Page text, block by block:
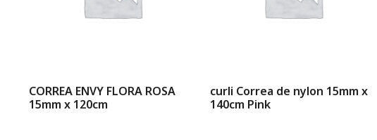
CORREA ENVY FLORA ROSA
15mm x 120cm
curli Correa de nylon 15mm x
140cm Pink